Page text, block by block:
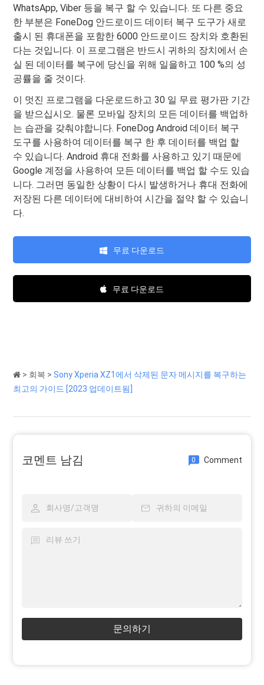
WhatsApp, Viber 등을 복구 할 수 있습니다. 또 다른 중요
한 부분은 FoneDog 안드로이드 데이터 복구 도구가 새로
출시 된 휴대폰을 포함한 6000 안드로이드 장치와 호환된
다는 것입니다. 이 프로그램은 반드시 귀하의 장치에서 손
실 된 데이터를 복구에 당신을 위해 일을하고 100 %의 성
공률을 줄 것이다.
이 멋진 프로그램을 다운로드하고 30 일 무료 평가판 기간
을 받으십시오. 물론 모바일 장치의 모든 데이터를 백업하
는 습관을 갖춰야합니다. FoneDog Android 데이터 복구
도구를 사용하여 데이터를 복구 한 후 데이터를 백업 할
수 있습니다. Android 휴대 전화를 사용하고 있기 때문에
Google 계정을 사용하여 모든 데이터를 백업 할 수도 있습
니다. 그러면 동일한 상황이 다시 발생하거나 휴대 전화에
저장된 다른 데이터에 대비하여 시간을 절약 할 수 있습니
다.
무료 다운로드
무료 다운로드
> 회복 >Sony Xperia XZ1에서 삭제된 문자 메시지를 복구하는
최고의 가이드 [2023 업데이트됨]
코멘트 남김 0 Comment
문의하기